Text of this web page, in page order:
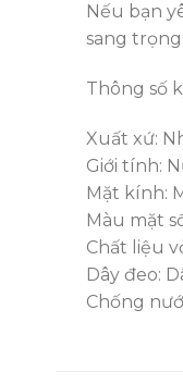
Nếu bạn
sang
Thông số
Xuất xứ:
Giới tính:
Mặt kính:
Màu mặt
Chất liệu
Dây đeo:
Chống